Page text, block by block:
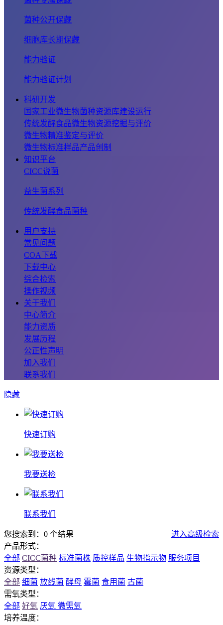
菌种公开保藏
细胞库长期保藏
能力验证
能力验证计划
科研开发
国家工业微生物菌种资源库建设运行
传统发酵食品微生物资源挖掘与评价
微生物精准鉴定与评价
微生物标准样品产品创制
知识平台
CICC说菌
益生菌系列
传统发酵食品菌种
用户支持
常见问题
COA下载
下载中心
综合检索
操作视频
关于我们
中心简介
能力资质
发展历程
公正性声明
加入我们
联系我们
隐藏
快速订购
我要送检
联系我们
您搜索到：0 个结果
进入高级检索
产品形式：
全部 CICC菌种 标准菌株 质控样品 生物指示物 服务项目
资源类型：
全部 细菌 放线菌 酵母 霉菌 食用菌 古菌
需氧类型：
全部 好氧 厌氧 微需氧
培养温度：